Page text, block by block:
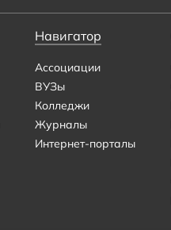
Навигатор
Ассоциации
ВУЗы
Колледжи
Журналы
Интернет-порталы